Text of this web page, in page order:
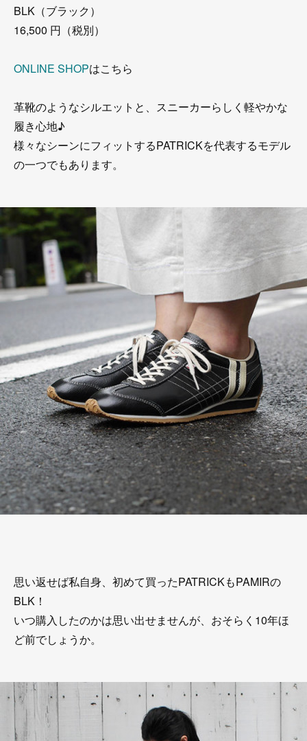
BLK（ブラック）
16,500 円（税別）
ONLINE SHOPはこちら
革靴のようなシルエットと、スニーカーらしく軽やかな
履き心地♪
様々なシーンにフィットするPATRICKを代表するモデル
の一つでもあります。
思い返せば私自身、初めて買ったPATRICKもPAMIRの
BLK！
いつ購入したのかは思い出せませんが、おそらく10年ほ
ど前でしょうか。